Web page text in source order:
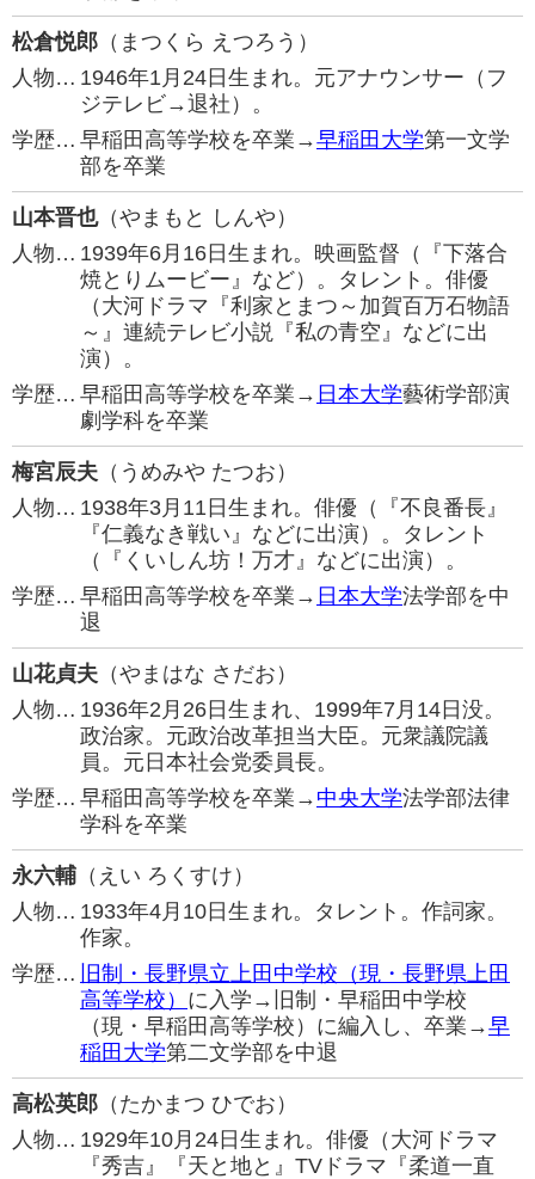
松倉悦郎 （まつくら えつろう）
人物… 1946年1月24日生まれ。元アナウンサー（フ
ジテレビ→退社）。
学歴… 早稲田高等学校を卒業→早稲田大学第一文学
部を卒業
山本晋也（やまもと しんや）
人物… 1939年6月16日生まれ。映画監督（『下落合
焼とりムービー』など）。タレント。俳優
（大河ドラマ『利家とまつ～加賀百万石物語
～』連続テレビ小説『私の青空』などに出
演）。
学歴… 早稲田高等学校を卒業→ 日本大学藝術学部演
劇学科を卒業
梅宮辰夫 （うめみや たつお）
人物… 1938年3月11日生まれ。俳優（『不良番長』
『仁義なき戦い』などに出演）。タレント
（『くいしん坊！万才』などに出演）。
学歴… 早稲田高等学校を卒業→ 日本大学法学部を中
退
山花貞夫 （やまはな さだお）
人物… 1936年2月26日生まれ、1999年7月14日没。
政治家。元政治改革担当大臣。元衆議院議
員。元日本社会党委員長。
学歴… 早稲田高等学校を卒業→ 中央大学法学部法律
学科を卒業
永六輔 （えい ろくすけ）
人物… 1933年4月10日生まれ。タレント。作詞家。
作家。
学歴…
旧制・長野県立上田中学校（現・長野県上田
高等学校） に入学→旧制・早稲田中学校
（現・早稲田高等学校）に編入し、卒業→早
稲田大学第二文学部を中退
高松英郎 （たかまつ ひでお）
人物… 1929年10月24日生まれ。俳優（大河ドラマ
『秀吉』『天と地と』TVドラマ『柔道一直